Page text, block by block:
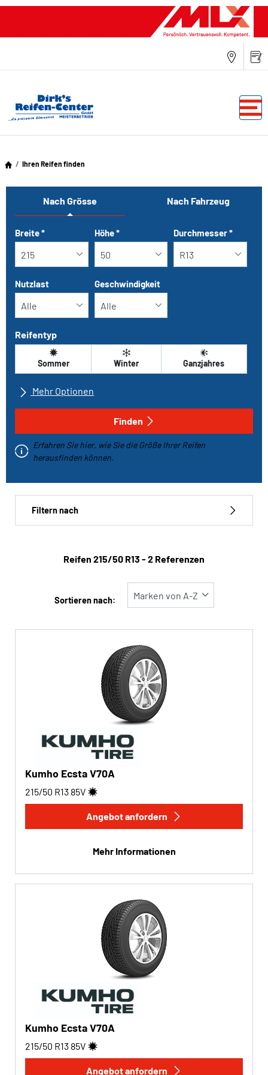
Ihren Reifen finden
Nach Grösse Nach Fahrzeug
Tab updated: Nach Grösse
Breite* Höhe* Durchmesser*
Nutzlast Geschwindigkeit
Reifentyp
Sommer Winter Ganzjahres
Mehr Optionen
Alle Marken
Fahrzeugtyp
Run-flat
Finden
Erfahren Sie hier, wie Sie die Größe Ihrer Reifen
herausfinden können.
Filtern nach
Reifentyp
Winter (0)
4x4/Offroad (0)
Wohnmobil (0)
Run-flat
Run-flat (0)
Keine Run-flat (2)
Reifen ‎215/50 R13 - 2 Referenzen
Sortieren nach:
Kumho Ecsta V70A
215/50 R13 85V
Angebot anfordern
Mehr Informationen
Kumho Ecsta V70A
215/50 R13 85V
Angebot anfordern